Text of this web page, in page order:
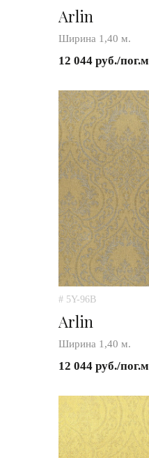
Arlin
Ширина 1,40 м.
12 044 руб./пог.м
# 5Y-96B
Arlin
Ширина 1,40 м.
12 044 руб./пог.м